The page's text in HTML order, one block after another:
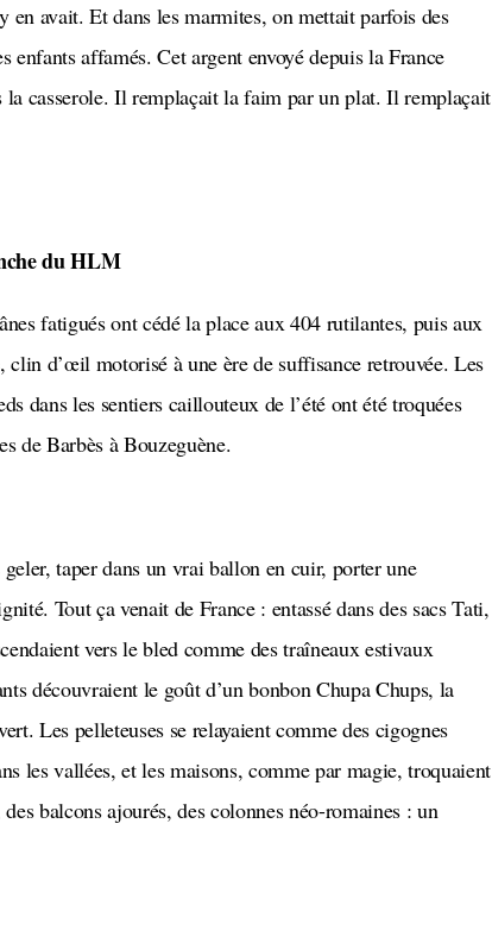
avait. Et dans les marmites, on mettait parfois des
affamés. Cet argent envoyé depuis la France
la casserole. Il remplaçait la faim par un plat. Il remplaçait
du HLM
d’œil motorisé à une ère de suffisance retrouvée. Les
dans les sentiers caillouteux de l’été ont été troquées
de Barbès à Bouzeguène.
Tout ça venait de France : entassé dans des sacs Tati,
vers le bled comme des traîneaux estivaux
découvraient le goût d’un bonbon Chupa Chups, la
Les pelleteuses se relayaient comme des cigognes
les vallées, et les maisons, comme par magie, troquaient
balcons ajourés, des colonnes néo-romaines : un